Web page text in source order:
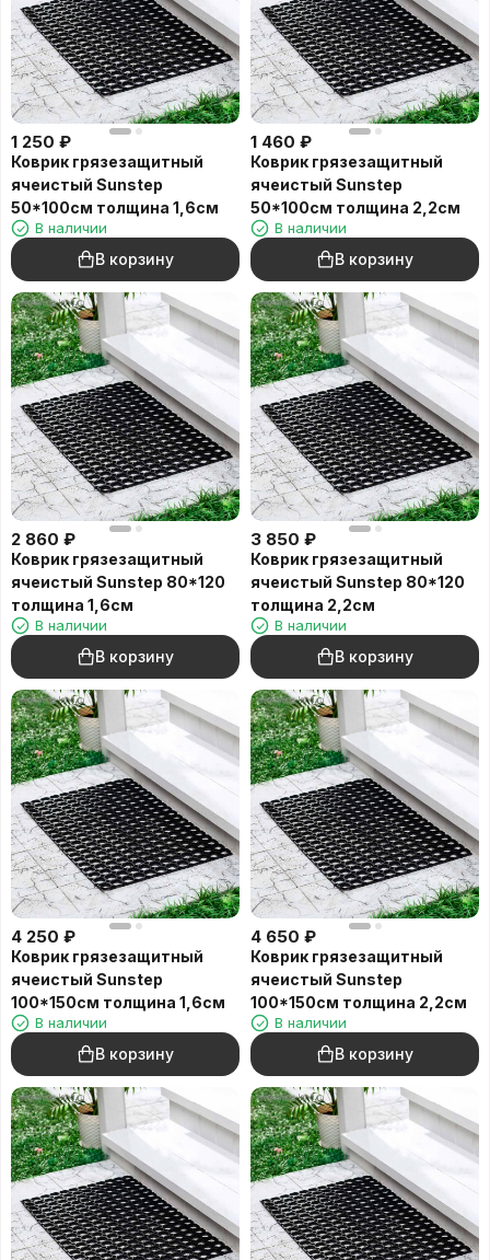
1 250 ₽
Коврик грязезащитный
ячеистый Sunstep
50*100см толщина 1,6см
В наличии
В корзину
1 460 ₽
Коврик грязезащитный
ячеистый Sunstep
50*100см толщина 2,2см
В наличии
В корзину
2 860 ₽
Коврик грязезащитный
ячеистый Sunstep 80*120
толщина 1,6см
В наличии
В корзину
3 850 ₽
Коврик грязезащитный
ячеистый Sunstep 80*120
толщина 2,2см
В наличии
В корзину
4 250 ₽
Коврик грязезащитный
ячеистый Sunstep
100*150см толщина 1,6см
В наличии
В корзину
4 650 ₽
Коврик грязезащитный
ячеистый Sunstep
100*150см толщина 2,2см
В наличии
В корзину